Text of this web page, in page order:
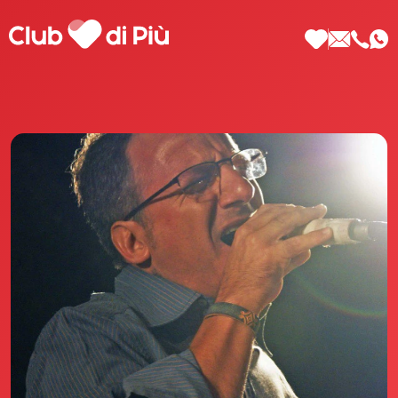
Scopri Club di Più
Le testimonianze Club di Più
La fondatrice Valeria Pilla
Annunci Donne
Agenzia matrimoniale Club di Più
Love Notebook